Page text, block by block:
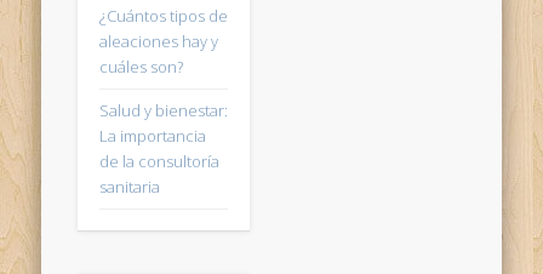
¿Cuántos tipos de
aleaciones hay y
cuáles son?
Salud y bienestar:
La importancia
de la consultoría
sanitaria